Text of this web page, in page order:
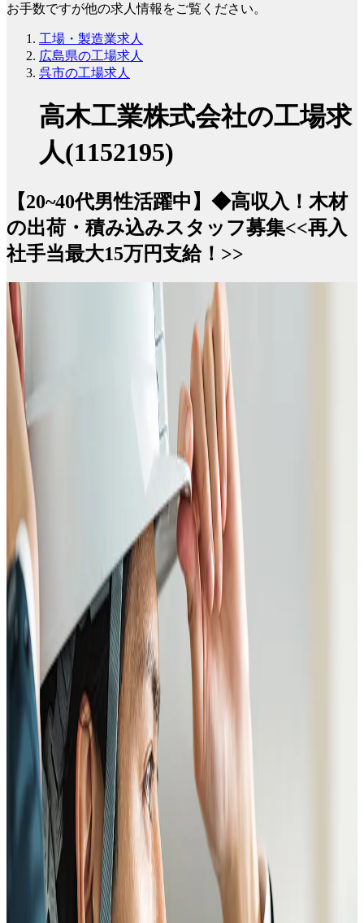
お手数ですが他の求人情報をご覧ください。
工場・製造業求人
広島県の工場求人
呉市の工場求人
高木工業株式会社の工場求
人(1152195)
【20~40代男性活躍中】◆高収入！木材
の出荷・積み込みスタッフ募集<<再入
社手当最大15万円支給！>>